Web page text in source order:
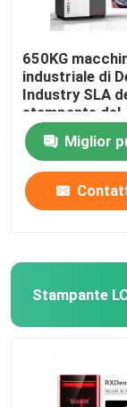
650KG
industriale di
Industry SLA
stampante del
compatto
Miglior
Stampante